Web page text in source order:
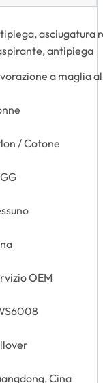
asciugatura
antipiega
a maglia
/ Cotone
OEM
Cina